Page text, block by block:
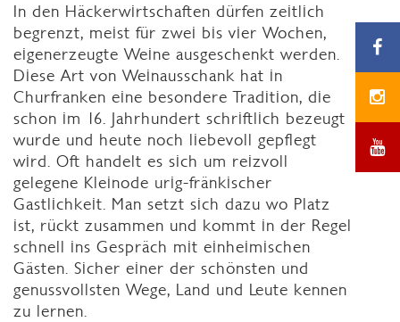
In den Häckerwirtschaften dürfen zeitlich
begrenzt, meist für zwei bis vier Wochen,
eigenerzeugte Weine ausgeschenkt werden.
Diese Art von Weinausschank hat in
Churfranken eine besondere Tradition, die
schon im 16. Jahrhundert schriftlich bezeugt
wurde und heute noch liebevoll gepflegt
wird. Oft handelt es sich um reizvoll
gelegene Kleinode urig-fränkischer
Gastlichkeit. Man setzt sich dazu wo Platz
ist, rückt zusammen und kommt in der Regel
schnell ins Gespräch mit einheimischen
Gästen. Sicher einer der schönsten und
genussvollsten Wege, Land und Leute kennen
zu lernen.